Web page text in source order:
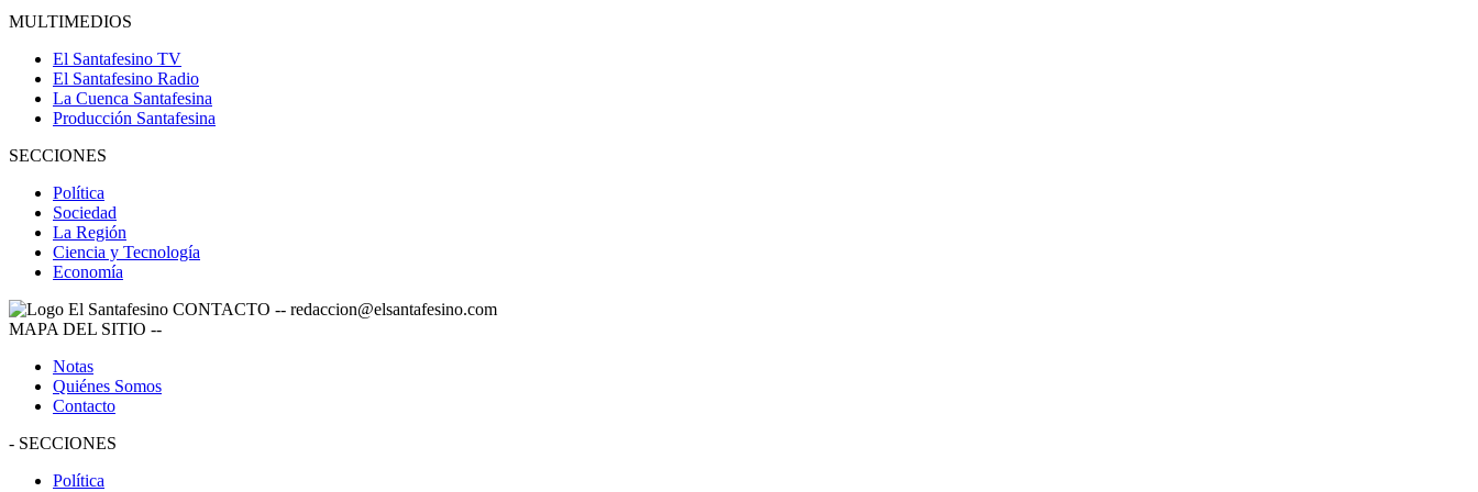
MULTIMEDIOS
El Santafesino TV
El Santafesino Radio
La Cuenca Santafesina
Producción Santafesina
SECCIONES
Política
Sociedad
La Región
Ciencia y Tecnología
Economía
CONTACTO -- redaccion@elsantafesino.com
MAPA DEL SITIO --
Notas
Quiénes Somos
Contacto
- SECCIONES
Política